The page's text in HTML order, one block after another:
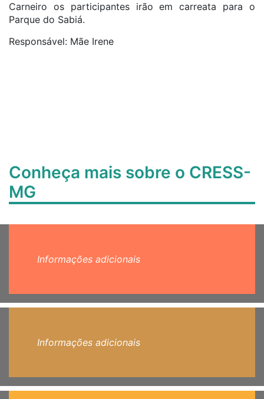
Carneiro os participantes irão em carreata para o
Parque do Sabiá.
Responsável: Mãe Irene
Conheça mais sobre o CRESS-
MG
Informações adicionais
Informações adicionais